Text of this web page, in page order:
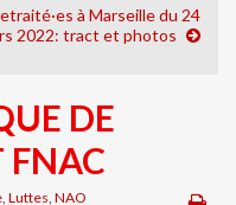
à Marseille du 24
2022: tract et photos
DE
FNAC
Luttes NAO